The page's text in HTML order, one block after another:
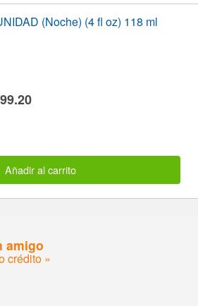
(Noche) (4 fl oz) 118 ml
Añadir al carrito
amigo
crédito »